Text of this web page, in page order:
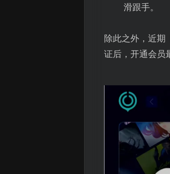
滑跟手。
除此之外，近期
证后，开通会员